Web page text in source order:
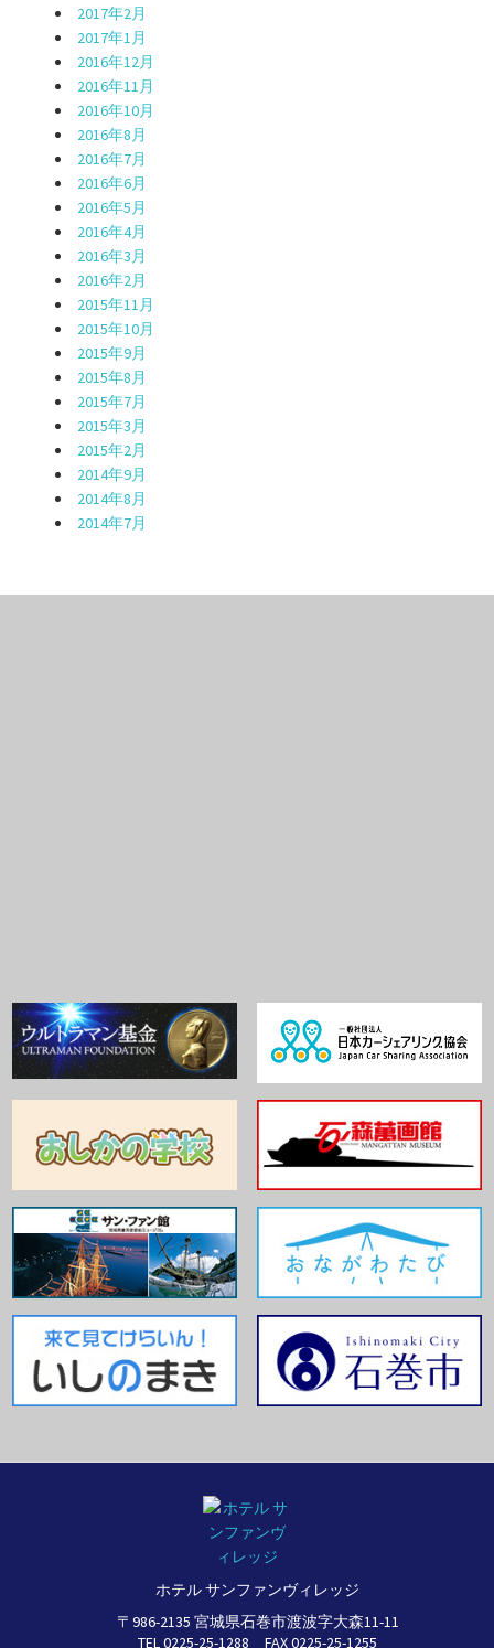
2017年2月
2017年1月
2016年12月
2016年11月
2016年10月
2016年8月
2016年7月
2016年6月
2016年5月
2016年4月
2016年3月
2016年2月
2015年11月
2015年10月
2015年9月
2015年8月
2015年7月
2015年3月
2015年2月
2014年9月
2014年8月
2014年7月
ホテル サンファンヴィレッジ
〒986-2135 宮城県石巻市渡波字大森11-11
TEL 0225-25-1288 FAX 0225-25-1255